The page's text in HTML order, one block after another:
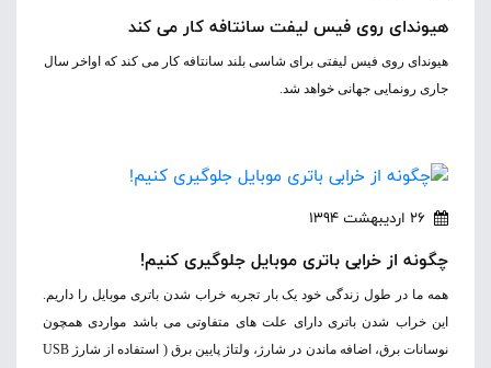
هیوندای روی فیس لیفت سانتافه کار می کند
هیوندای روی فیس لیفتی برای شاسی بلند سانتافه کار می کند که اواخر سال
جاری رونمایی جهانی خواهد شد.
26 اردیبهشت 1394
چگونه از خرابی باتری موبایل جلوگیری کنیم!
همه ما در طول زندگی خود یک بار تجربه خراب شدن باتری موبایل را داریم.
این خراب شدن باتری دارای علت های متفاوتی می باشد مواردی همچون
نوسانات برق، اضافه ماندن در شارژ، ولتاژ پایین برق ( استفاده از شارژ USB